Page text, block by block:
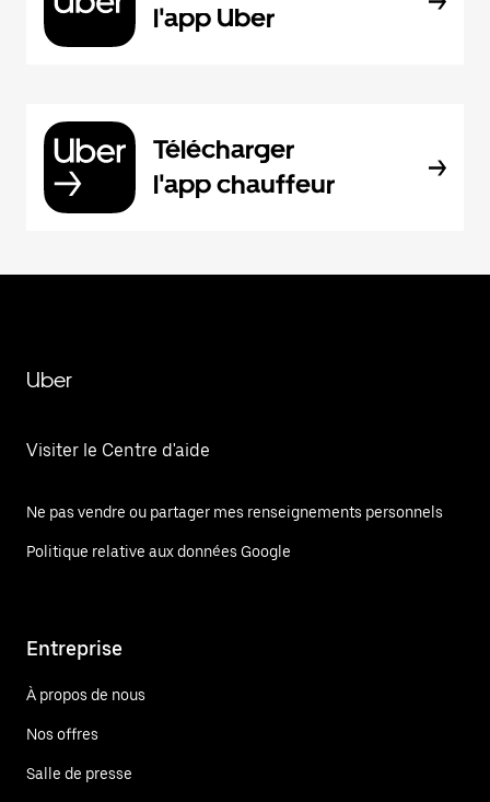
l'app Uber
Télécharger
l'app chauffeur
Uber
Visiter le Centre d'aide
Ne pas vendre ou partager mes renseignements personnels
Politique relative aux données Google
Entreprise
À propos de nous
Nos offres
Salle de presse